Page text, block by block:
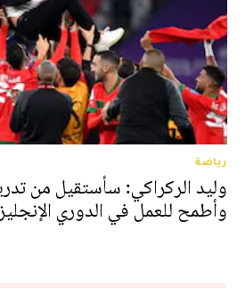
رياضة
وليد الركراكي: سأستقيل من
وأطمح للعمل في الدوري